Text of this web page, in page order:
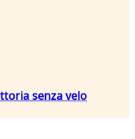
senza velo